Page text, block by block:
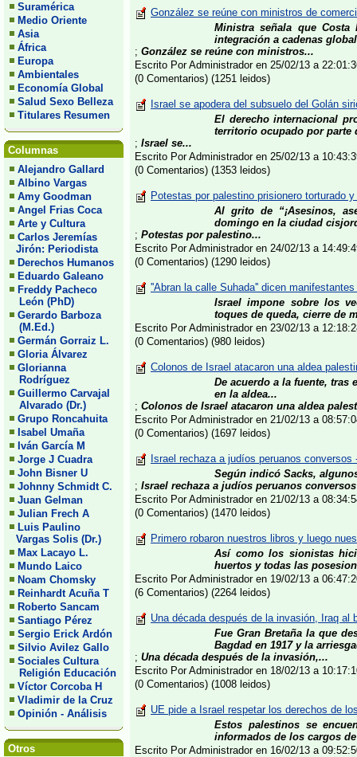
Suramérica
Medio Oriente
Asia
África
Europa
Ambientales
Economía Global
Salud Sexo Belleza
Titulares Resumen
Columnas
Alejandro Gallard
Albino Vargas
Amy Goodman
Angel Frias Coca
Arte y Cultura
Carlos Jeremías
Jirón: Periodista
Derechos Humanos
Eduardo Galeano
Freddy Pacheco
León (PhD)
Gerardo Barboza
(M.Ed.)
Germán Gorraiz L.
Gloria Álvarez
Glorianna
Rodríguez
Guillermo Carvajal
Alvarado (Dr.)
Grupo Roncahuita
Isabel Umaña
Iván García M
Jorge J Cuadra
John Bisner U
Johnny Schmidt C.
Juan Gelman
Julian Frech A
Luis Paulino
Vargas Solis (Dr.)
Max Lacayo L.
Mundo Laico
Noam Chomsky
Reinhardt Acuña T
Roberto Sancam
Santiago Pérez
Sergio Erick Ardón
Silvio Avilez Gallo
Sociales Cultura
Religión Educación
Víctor Corcoba H
Vladimir de la Cruz
Opinión - Análisis
Otros
González se reúne con ministros de
Ministra señala que
integración a cadenas
; González se reúne con ministros...
Escrito Por Administrador en 25/02/13 a
(0 Comentarios) (1251 leidos)
Israel se apodera del subsuelo del Golán
El derecho internacional
territorio ocupado por parte
; Israel se...
Escrito Por Administrador en 25/02/13 a
(0 Comentarios) (1353 leidos)
Potestas por palestino prisionero torturado
Al grito de “¡Asesinos,
domingo en la ciudad
; Potestas por palestino...
Escrito Por Administrador en 24/02/13 a
(0 Comentarios) (1290 leidos)
''Abran la calle Suhada'' dicen
Israel impone sobre los
toques de queda, cierre de
Escrito Por Administrador en 23/02/13 a
(0 Comentarios) (980 leidos)
Colonos de Israel atacaron una aldea
De acuerdo a la fuente,
en la aldea...
; Colonos de Israel atacaron una aldea
Escrito Por Administrador en 21/02/13 a
(0 Comentarios) (1697 leidos)
Israel rechaza a judíos peruanos conversos
Según indicó Sacks,
; Israel rechaza a judíos peruanos conversos
Escrito Por Administrador en 21/02/13 a
(0 Comentarios) (1470 leidos)
Primero robaron nuestros libros y luego
Así como los sionistas
huertos y todas las
Escrito Por Administrador en 19/02/13 a
(6 Comentarios) (2264 leidos)
Una década después de la invasión, Iraq al
Fue Gran Bretaña la que
Bagdad en 1917 y la
; Una década después de la invasión,...
Escrito Por Administrador en 18/02/13 a
(0 Comentarios) (1008 leidos)
UE pide a Israel respetar los derechos de
Estos palestinos se
informados de los cargos
Escrito Por Administrador en 16/02/13 a